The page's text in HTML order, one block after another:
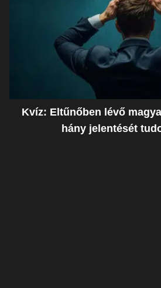
Kvíz: Eltűnőben lévő
hány jelentését